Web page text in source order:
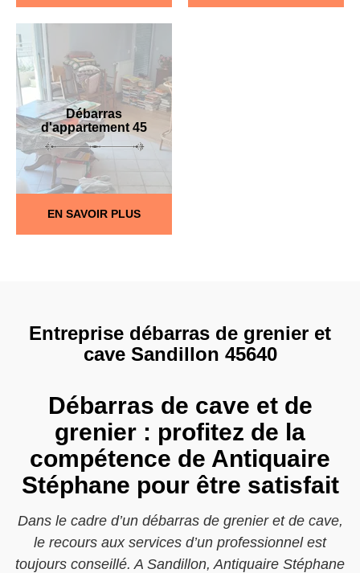
Débarras
d'appartement 45
EN SAVOIR PLUS
Entreprise débarras de grenier et
cave Sandillon 45640
Débarras de cave et de
grenier : profitez de la
compétence de Antiquaire
Stéphane pour être satisfait
Dans le cadre d’un débarras de grenier et de cave,
le recours aux services d’un professionnel est
toujours conseillé. A Sandillon, Antiquaire Stéphane